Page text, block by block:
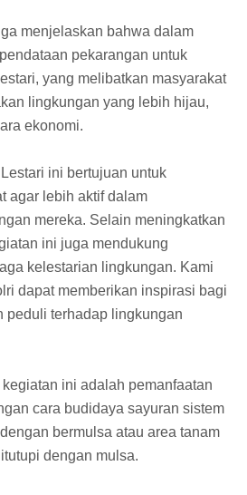
menjelaskan bahwa dalam
pekarangan untuk
yang melibatkan masyarakat
lingkungan yang lebih hijau,
ekonomi.
ini bertujuan untuk
agar lebih aktif dalam
mereka. Selain meningkatkan
ini juga mendukung
kelestarian lingkungan. Kami
dapat memberikan inspirasi bagi
peduli terhadap lingkungan
ini adalah pemanfaatan
cara budidaya sayuran sistem
bermulsa atau area tanam
dengan mulsa.